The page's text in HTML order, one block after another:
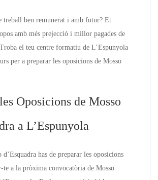
treball ben remunerat i amb futur? Et
amb més prejecció i millor pagades de
el teu centre formatiu de L’Espunyola
per a preparar les oposicions de Mosso
Oposicions de Mosso
a L’Espunyola
d’Esquadra has de preparar les oposicions
te a la pròxima convocatòria de Mosso